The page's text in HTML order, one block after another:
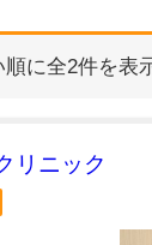
順に全2件を表
リニック